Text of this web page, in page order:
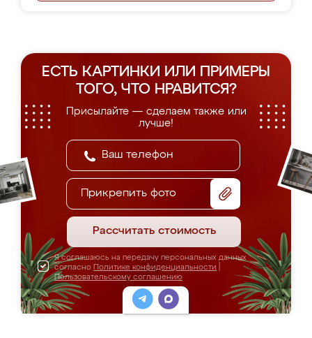
ЕСТЬ КАРТИНКИ ИЛИ ПРИМЕРЫ
ТОГО, ЧТО НРАВИТСЯ?
Присылайте — сделаем также или
лучше!
Прикрепить фото
Рассчитать стоимость
Я соглашаюсь на передачу персональных данных
согласно Политике конфиденциальности
Пользовательскому соглашению